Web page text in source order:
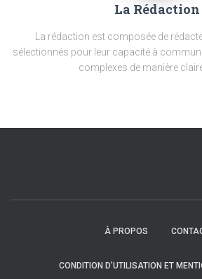
La Rédaction
La rédaction est composée de
sélectionnés pour leur capacité à
complexes de manière
À PROPOS
CONDITION D’UTILISATION ET